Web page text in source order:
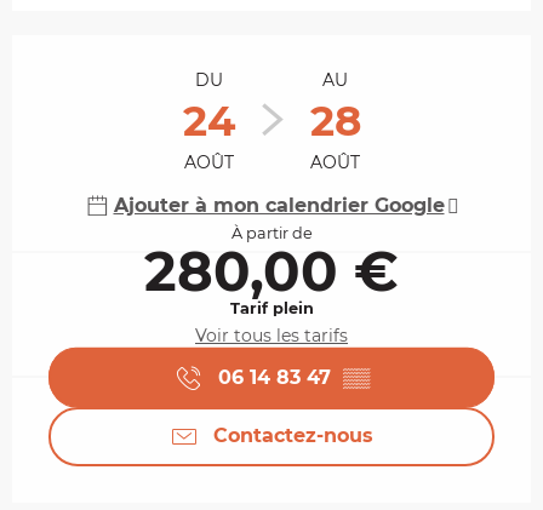
DU
24
AOÛT
AU
28
AOÛT
Ajouter à mon calendrier Google
À partir de
280,00 €
Tarif plein
Voir tous les tarifs
06 14 83 47 ▒▒
Contactez-nous